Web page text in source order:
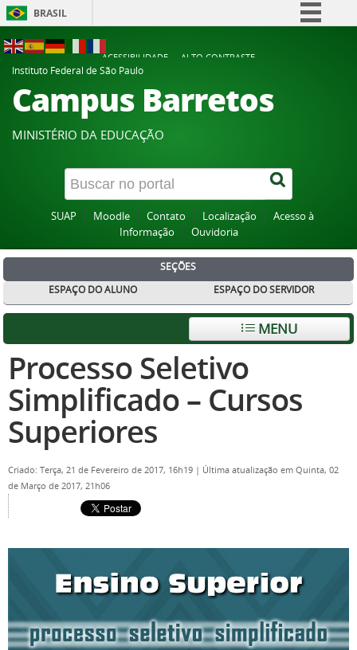
BRASIL
Participe
Acesso à informação
Canais
ACESSIBILIDADE
ALTO CONTRASTE
Instituto Federal de São Paulo
Campus Barretos
MINISTÉRIO DA EDUCAÇÃO
SUAP Moodle Contato Localização
Acesso à
Informação
Ouvidoria
SEÇÕES
ESPAÇO DO ALUNO
ESPAÇO DO SERVIDOR
MENU
Processo Seletivo
Simplificado – Cursos
Superiores
Criado: Terça, 21 de Fevereiro de 2017, 16h19 | Última atualização em Quinta, 02
de Março de 2017, 21h06